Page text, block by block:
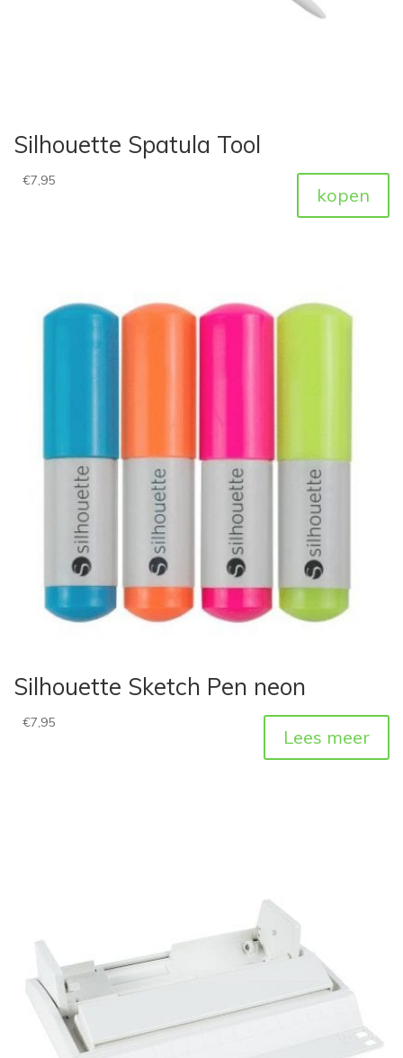
Silhouette Spatula Tool
€7,95
kopen
Silhouette Sketch Pen neon
€7,95
Lees meer